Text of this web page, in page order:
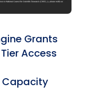
Grants
Access